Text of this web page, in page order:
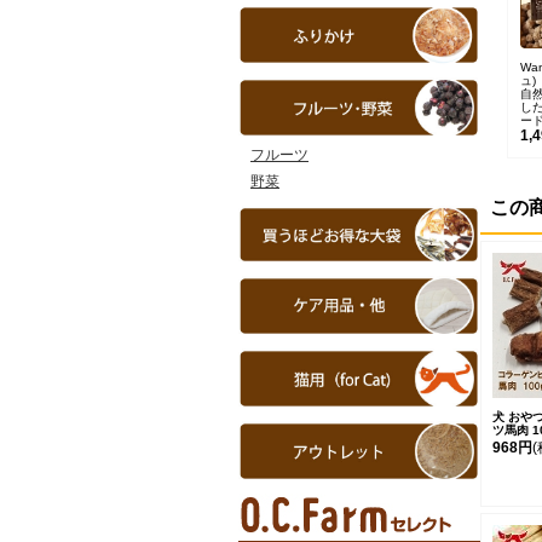
フルーツ
野菜
ュ
自
し
ー
この
犬 おや
ツ馬肉
968円(